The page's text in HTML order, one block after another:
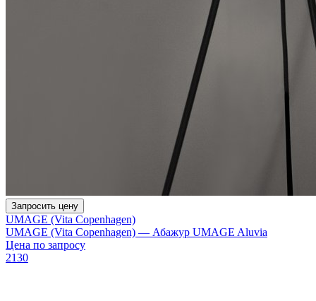
Запросить цену
UMAGE (Vita Copenhagen)
UMAGE (Vita Copenhagen) — Абажур UMAGE Aluvia
Цена по запросу
2130